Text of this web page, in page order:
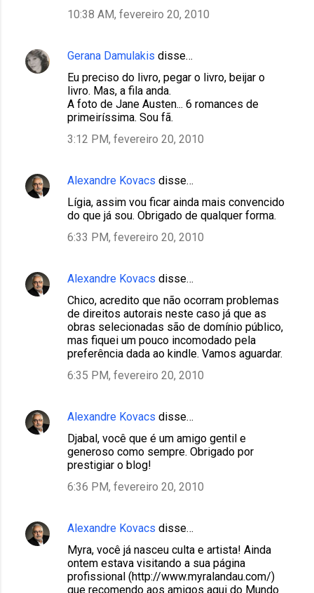
10:38 AM, fevereiro 20, 2010
Gerana Damulakis disse…
Eu preciso do livro, pegar o livro, beijar o
livro. Mas, a fila anda.
A foto de Jane Austen... 6 romances de
primeiríssima. Sou fã.
3:12 PM, fevereiro 20, 2010
Alexandre Kovacs disse…
Lígia, assim vou ficar ainda mais convencido
do que já sou. Obrigado de qualquer forma.
6:33 PM, fevereiro 20, 2010
Alexandre Kovacs disse…
Chico, acredito que não ocorram problemas
de direitos autorais neste caso já que as
obras selecionadas são de domínio público,
mas fiquei um pouco incomodado pela
preferência dada ao kindle. Vamos aguardar.
6:35 PM, fevereiro 20, 2010
Alexandre Kovacs disse…
Djabal, você que é um amigo gentil e
generoso como sempre. Obrigado por
prestigiar o blog!
6:36 PM, fevereiro 20, 2010
Alexandre Kovacs disse…
Myra, você já nasceu culta e artista! Ainda
ontem estava visitando a sua página
profissional (http://www.myralandau.com/)
que recomendo aos amigos aqui do Mundo